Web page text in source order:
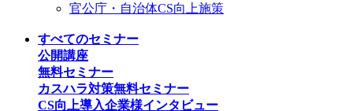
官公庁・自治体CS向上施策
すべてのセミナー
公開講座
無料セミナー
カスハラ対策無料セミナー
CS向上導入企業様インタビュー